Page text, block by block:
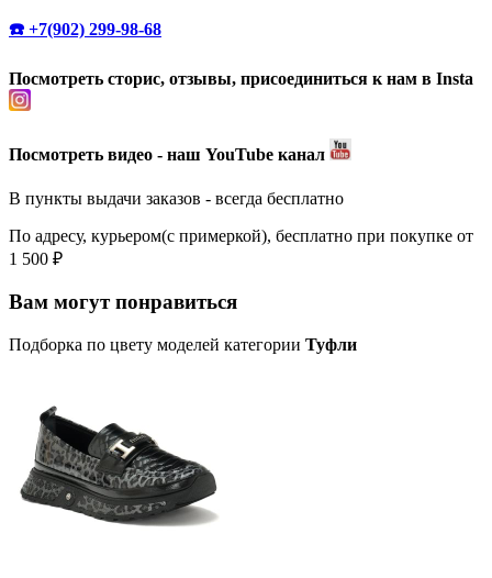
☎️ +7(902) 299-98-68
Посмотреть сторис, отзывы, присоединиться к нам в Insta
Посмотреть видео - наш YouTube канал
В пункты выдачи заказов - всегда бесплатно
По адресу, курьером(с примеркой), бесплатно при покупке от
1 500 ₽
Вам могут понравиться
Подборка по цвету моделей категории Туфли